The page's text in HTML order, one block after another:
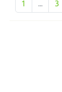
1 ... 3